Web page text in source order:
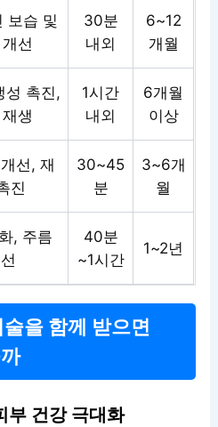
보습 및
선
30분
내외
6~12
개월
성 촉진,
생
1시간
내외
6개월
이상
선, 재
진
30~45
분
3~6개
월
, 주름
40분
~1시간
1~2년
을 함께 받으면
부 건강 극대화